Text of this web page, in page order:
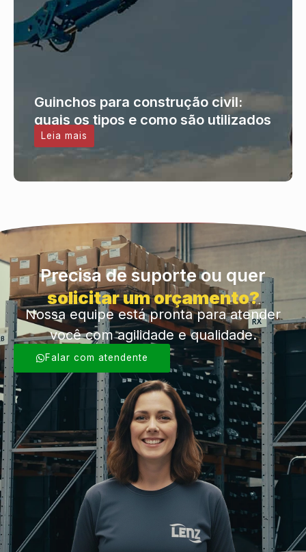
Guinchos para construção civil:
quais os tipos e como são utilizados
Leia mais
Precisa de suporte ou quer
solicitar um orçamento?
Nossa equipe está pronta para atender
você com agilidade e qualidade.
Falar com atendente